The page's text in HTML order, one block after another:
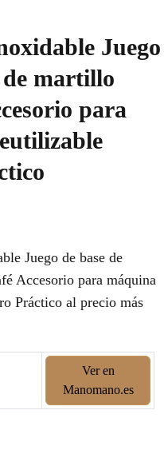
Juego
de martillo
para
Juego de base de
Accesorio para máquina
Práctico al precio más
Ver en
Manomano.es